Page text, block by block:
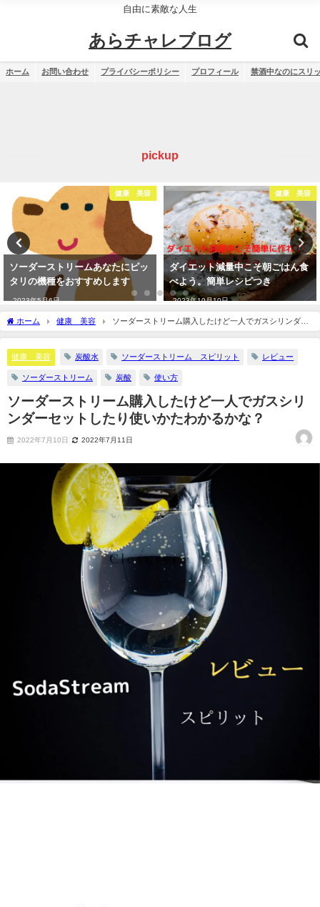
自由に素敵な人生
あらチャレブログ
ホーム お問い合わせ プライバシーポリシー プロフィール 禁酒中なのにスリ
pickup
健康 美容
ソーダーストリームあなたにピッ
タリの機種をおすすめします
2023年5月6日
健康 美容
ダイエット減量中こそ朝ごはん食
べよう。簡単レシピつき
2023年10月10日
ホーム 健康 美容
ソーダーストリーム購入したけど一人でガスシリンダー
セットしたり使いかたわかるかな？
健康 美容 炭酸水 ソーダーストリーム スピリット レビュー
ソーダーストリーム 炭酸 使い方
ソーダーストリーム購入したけど一人でガスシリ
ンダーセットしたり使いかたわかるかな？
2022年7月10日 2022年7月11日